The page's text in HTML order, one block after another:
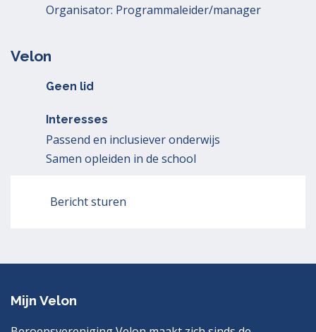
Organisator: Programmaleider/manager
Velon
Geen lid
Interesses
Passend en inclusiever onderwijs
Samen opleiden in de school
Bericht sturen
Mijn Velon